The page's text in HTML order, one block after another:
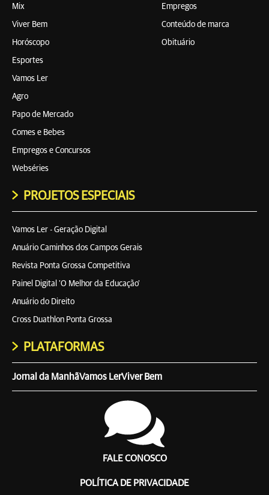
Mix
Viver Bem
Horóscopo
Esportes
Vamos Ler
Agro
Papo de Mercado
Comes e Bebes
Empregos e Concursos
Webséries
Empregos
Conteúdo de marca
Obituário
PROJETOS ESPECIAIS
Vamos Ler - Geração Digital
Anuário Caminhos dos Campos Gerais
Revista Ponta Grossa Competitiva
Painel Digital 'O Melhor da Educação'
Anuário do Direito
Cross Duathlon Ponta Grossa
PLATAFORMAS
Jornal da ManhãVamos LerViver Bem
FALE CONOSCO
POLÍTICA DE PRIVACIDADE